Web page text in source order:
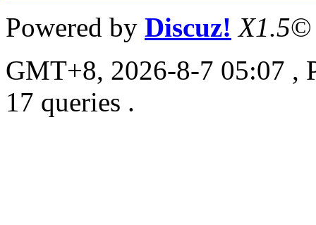
Powered by Discuz! X1.5©
GMT+8, 2026-8-7 05:07 ,
17 queries .